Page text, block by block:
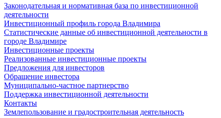
Законодательная и нормативная база по инвестиционной
деятельности
Инвестиционный профиль города Владимира
Статистические данные об инвестиционной деятельности в
городе Владимире
Инвестиционные проекты
Реализованные инвестиционные проекты
Предложения для инвесторов
Обращение инвестора
Муниципально-частное партнерство
Поддержка инвестиционной деятельности
Контакты
Землепользование и градостроительная деятельность